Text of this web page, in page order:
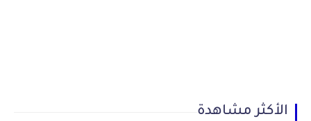
الأكثر مشاهدة